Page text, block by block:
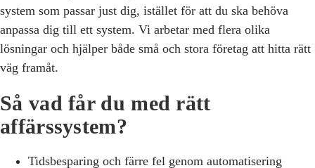
system som passar just dig, istället för att du ska behöva
anpassa dig till ett system. Vi arbetar med flera olika
lösningar och hjälper både små och stora företag att hitta rätt
väg framåt.
Så vad får du med rätt
affärssystem?
Tidsbesparing och färre fel genom automatisering